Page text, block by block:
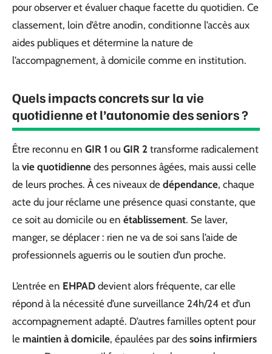
pour observer et évaluer chaque facette du quotidien. Ce
classement, loin d’être anodin, conditionne l’accès aux
aides publiques et détermine la nature de
l’accompagnement, à domicile comme en institution.
Quels impacts concrets sur la vie
quotidienne et l’autonomie des seniors ?
Être reconnu en GIR 1 ou GIR 2 transforme radicalement
la vie quotidienne des personnes âgées, mais aussi celle
de leurs proches. À ces niveaux de dépendance, chaque
acte du jour réclame une présence quasi constante, que
ce soit au domicile ou en établissement. Se laver,
manger, se déplacer : rien ne va de soi sans l’aide de
professionnels aguerris ou le soutien d’un proche.
L’entrée en EHPAD devient alors fréquente, car elle
répond à la nécessité d’une surveillance 24h/24 et d’un
accompagnement adapté. D’autres familles optent pour
le maintien à domicile, épaulées par des soins infirmiers